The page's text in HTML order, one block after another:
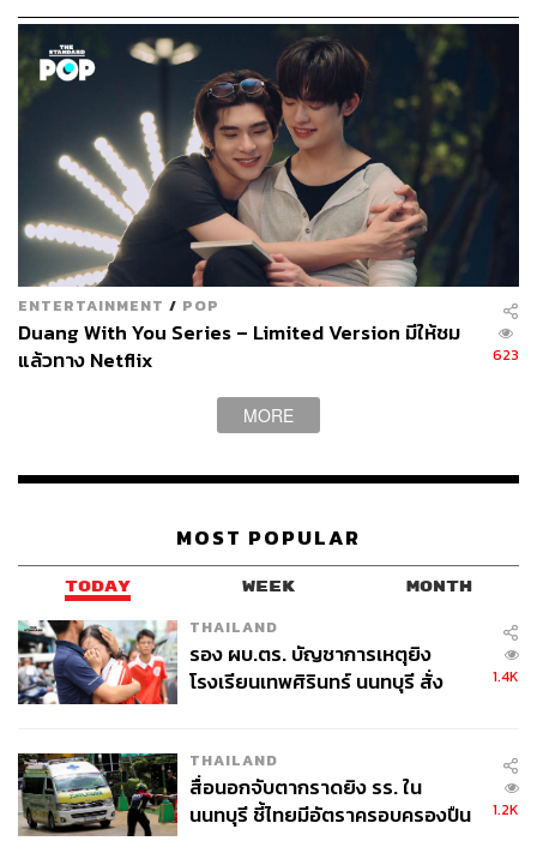
ENTERTAINMENT / POP
Duang With You Series – Limited Version มีให้ชม
แล้วทาง Netflix
623
MORE
MOST POPULAR
TODAY WEEK MONTH
THAILAND
รอง ผบ.ตร. บัญชาการเหตุยิง
โรงเรียนเทพศิรินทร์ นนทบุรี สั่ง
1.4K
THAILAND
สื่อนอกจับตากราดยิง รร. ใน
นนทบุรี ชี้ไทยมีอัตราครอบครองปืน
1.2K